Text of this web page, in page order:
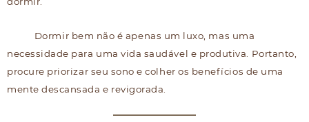
Dormir bem não é apenas um luxo, mas uma
necessidade para uma vida saudável e produtiva. Portanto,
procure priorizar seu sono e colher os benefícios de uma
mente descansada e revigorada.